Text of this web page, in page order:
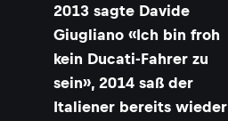
2013 sagte Davide
Giugliano «Ich bin froh
kein Ducati-Fahrer zu
sein», 2014 saß der
Italiener bereits wieder